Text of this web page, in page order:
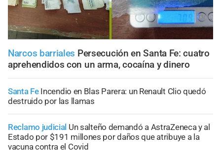
Narcos barriales Persecución en Santa Fe: cuatro
aprehendidos con un arma, cocaína y dinero
Santa Fe Incendio en Blas Parera: un Renault Clio quedó
destruido por las llamas
Reclamo judicial Un salteño demandó a AstraZeneca y al
Estado por $191 millones por daños que atribuye a la
vacuna contra el Covid